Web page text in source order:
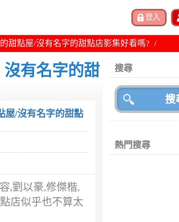
甜點屋/沒有名字的甜點店影集好看嗎?
有名字的甜
屋/沒有名字的甜點
,劉以豪,修傑楷,
店似乎也不算太
搜尋
熱門搜尋